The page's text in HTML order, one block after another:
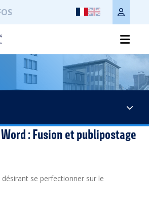
: Fusion et publipostage
se perfectionner sur le